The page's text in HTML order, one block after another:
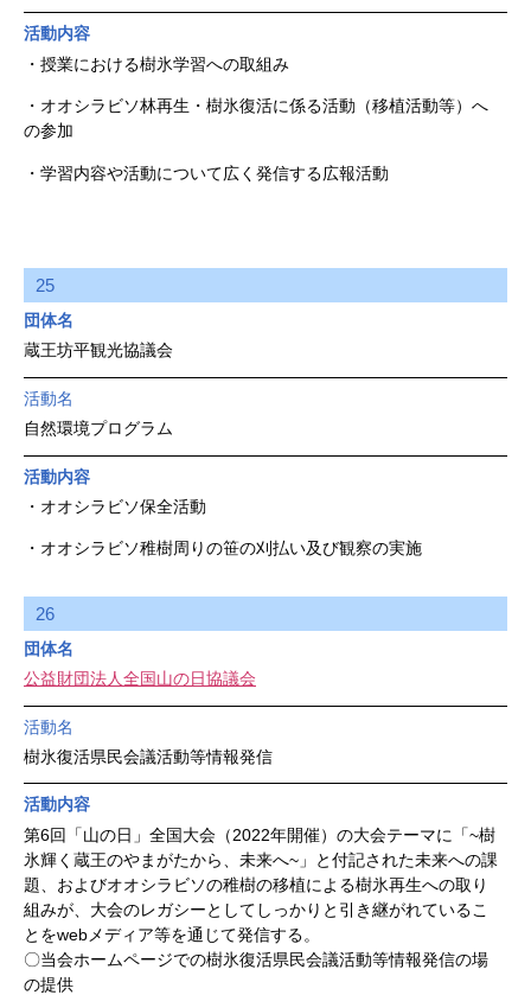
活動内容
・授業における樹氷学習への取組み
・オオシラビソ林再生・樹氷復活に係る活動（移植活動等）へ
の参加
・学習内容や活動について広く発信する広報活動
25
団体名
蔵王坊平観光協議会
活動名
自然環境プログラム
活動内容
・オオシラビソ保全活動
・オオシラビソ稚樹周りの笹の刈払い及び観察の実施
26
団体名
公益財団法人全国山の日協議会
活動名
樹氷復活県民会議活動等情報発信
活動内容
第6回「山の日」全国大会（2022年開催）の大会テーマに「~樹
氷輝く蔵王のやまがたから、未来へ~」と付記された未来への課
題、およびオオシラビソの稚樹の移植による樹氷再生への取り
組みが、大会のレガシーとしてしっかりと引き継がれているこ
とをwebメディア等を通じて発信する。
〇当会ホームページでの樹氷復活県民会議活動等情報発信の場
の提供